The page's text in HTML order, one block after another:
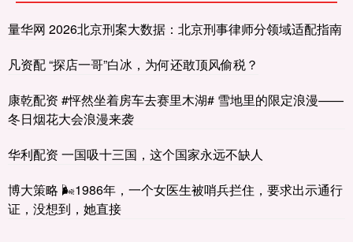
量华网 2026北京刑案大数据：北京刑事律师分领域适配指南
凡资配 “探店一哥”白冰，为何还敢顶风偷税？
康乾配资 #怦然坐着房车去赛里木湖# 雪地里的限定浪漫——
冬日烟花大会浪漫来袭
华利配资 一国吸十三国，这个国家永远不缺人
博大策略 🌬1986年，一个女医生被哨兵拦住，要求出示通行
证，没想到，她直接